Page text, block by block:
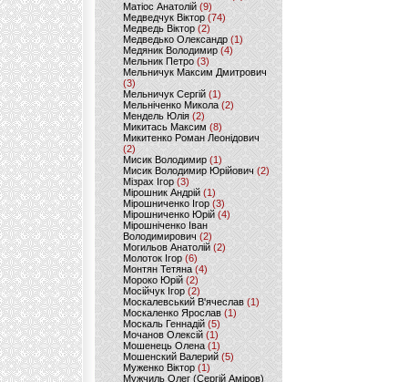
Матіос Анатолій (9)
Медведчук Віктор(74)
Медведь Віктор (2)
Медведько Олександр (1)
Медяник Володимир(4)
Мельник Петро (3)
Мельничук Максим Дмитрович
(3)
Мельничук Сергій (1)
Мельніченко Микола (2)
Мендель Юлія (2)
Микитась Максим (8)
Микитенко Роман Леонідович
(2)
Мисик Володимир (1)
Мисик Володимир Юрійович(2)
Мізрах Ігор(3)
Мірошник Андрій(1)
Мірошниченко Ігор (3)
Мірошниченко Юрій(4)
Мірошніченко Іван
Володимирович (2)
Могильов Анатолій (2)
Молоток Ігор (6)
Монтян Тетяна (4)
Мороко Юрій(2)
Мосійчук Ігор (2)
Москалевський В'ячеслав (1)
Москаленко Ярослав (1)
Москаль Геннадій (5)
Мочанов Олексій(1)
Мошенець Олена(1)
Мошенский Валерий (5)
Муженко Віктор (1)
Мужчиль Олег (Сергій Аміров)